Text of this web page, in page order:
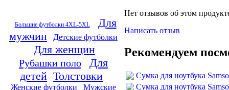
Большие футболки 4XL-5XL
Для
мужчин
Детские футболки
Для женщин
Рубашки поло
Для
детей Толстовки
Женские футболки
Мужские
Нет отзывов об этом
Написать отзыв
Рекомендуем
Сумка для ноутбука
Сумка для ноутбука